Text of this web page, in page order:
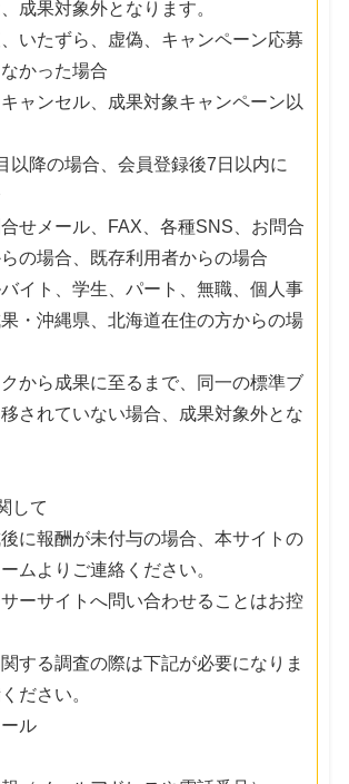
成果対象外となります。
いたずら、虚偽、キャンペーン応募
かった場合
ャンセル、成果対象キャンペーン以
以降の場合、会員登録後7日以内に
せメール、FAX、各種SNS、お問合
の場合、既存利用者からの場合
イト、学生、パート、無職、個人事
・沖縄県、北海道在住の方からの場
から成果に至るまで、同一の標準ブ
されていない場合、成果対象外とな
して
に報酬が未付与の場合、本サイトの
ムよりご連絡ください。
ーサイトへ問い合わせることはお控
する調査の際は下記が必要になりま
ださい。
ル